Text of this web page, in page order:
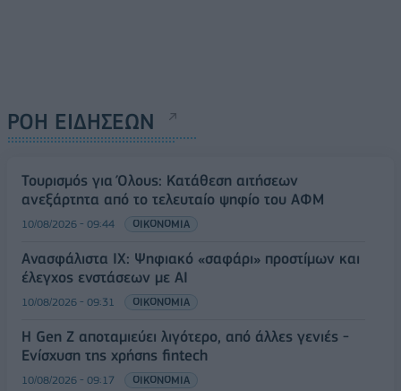
ΡΟΗ ΕΙΔΗΣΕΩΝ
Τουρισμός για Όλους: Kατάθεση αιτήσεων
ανεξάρτητα από το τελευταίο ψηφίο του ΑΦΜ
10/08/2026 - 09:44 ΟΙΚΟΝΟΜΙΑ
Ανασφάλιστα ΙΧ: Ψηφιακό «σαφάρι» προστίμων και
έλεγχος ενστάσεων με AI
10/08/2026 - 09:31 ΟΙΚΟΝΟΜΙΑ
Η Gen Z αποταμιεύει λιγότερο, από άλλες γενιές -
Ενίσχυση της χρήσης fintech
10/08/2026 - 09:17 ΟΙΚΟΝΟΜΙΑ